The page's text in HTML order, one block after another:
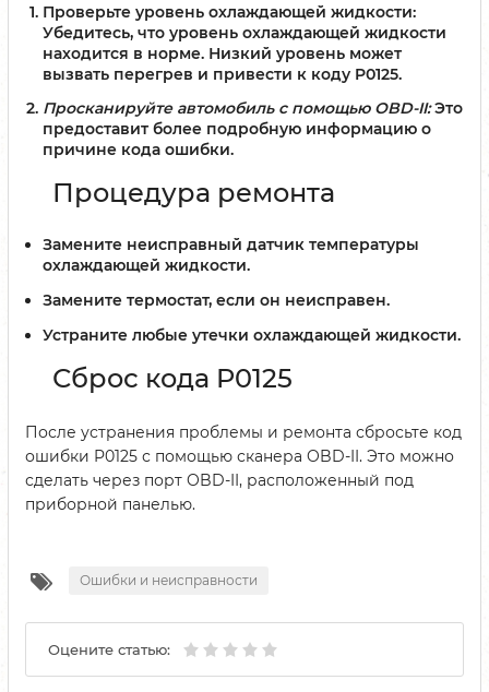
Проверьте уровень охлаждающей жидкости:
Убедитесь, что уровень охлаждающей жидкости
находится в норме. Низкий уровень может
вызвать перегрев и привести к коду P0125.
Просканируйте автомобиль с помощью OBD-II:Это
предоставит более подробную информацию о
причине кода ошибки.
Процедура ремонта
Замените неисправный датчик температуры
охлаждающей жидкости.
Замените термостат, если он неисправен.
Устраните любые утечки охлаждающей жидкости.
Сброс кода P0125
После устранения проблемы и ремонта сбросьте код
ошибки P0125 с помощью сканера OBD-II. Это можно
сделать через порт OBD-II, расположенный под
приборной панелью.
Ошибки и неисправности
Оцените статью: